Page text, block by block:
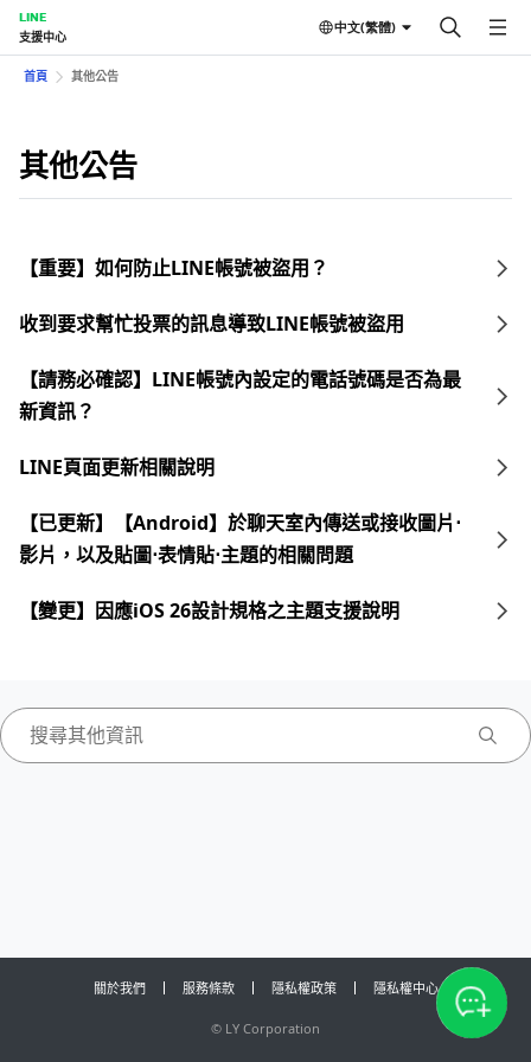
LINE
支援中心
中文(繁體)
首頁 其他公告
其他公告
【重要】如何防止LINE帳號被盜用？
收到要求幫忙投票的訊息導致LINE帳號被盜用
【請務必確認】LINE帳號內設定的電話號碼是否為最
新資訊？
LINE頁面更新相關說明
【已更新】【Android】於聊天室內傳送或接收圖片⋅
影片，以及貼圖⋅表情貼⋅主題的相關問題
【變更】因應iOS 26設計規格之主題支援說明
關於我們 服務條款 隱私權政策 隱私權中心
© LY Corporation